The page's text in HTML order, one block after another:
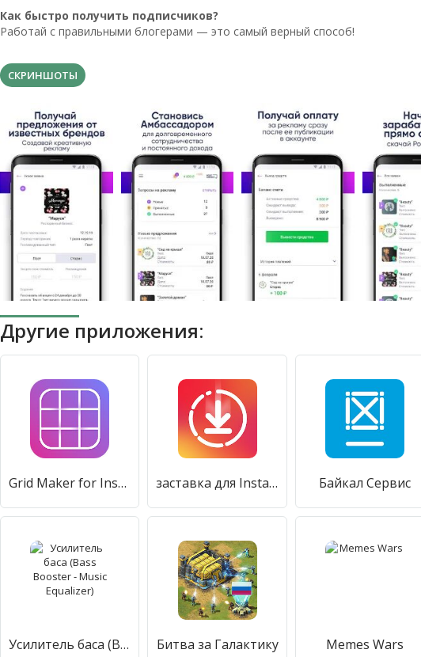
Как быстро получить подписчиков?
Работай с правильными блогерами — это самый верный способ!
СКРИНШОТЫ
Другие приложения:
Grid Maker for Instagram заставка для Instagram Байкал Сервис
Усилитель баса (Bass Booster - Music Equalizer) Битва за Галактику Memes Wars